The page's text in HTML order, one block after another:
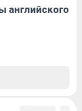
английского